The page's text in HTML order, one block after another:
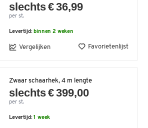
slechts € 36,99
per st.
Levertijd:binnen 2 weken
Vergelijken Favorietenlijst
Zwaar schaarhek, 4 m lengte
slechts € 399,00
per st.
Levertijd:1 week